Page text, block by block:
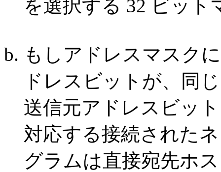
を選択する 32 ビット
もしアドレスマスク
ドレスビットが、同
送信元アドレスビッ
対応する接続された
グラムは直接宛先ホ